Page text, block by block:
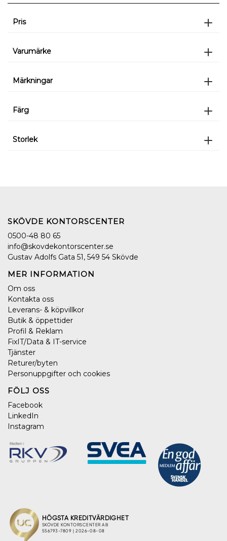
Pris
Varumärke
Märkningar
Färg
Storlek
SKÖVDE KONTORSCENTER
0500-48 80 65
info@skovdekontorscenter.se
Gustav Adolfs Gata 51, 549 54 Skövde
MER INFORMATION
Om oss
Kontakta oss
Leverans- & köpvillkor
Butik & öppettider
Profil & Reklam
FixIT/Data & IT-service
Tjänster
Returer/byten
Personuppgifter och cookies
FÖLJ OSS
Facebook
LinkedIn
Instagram